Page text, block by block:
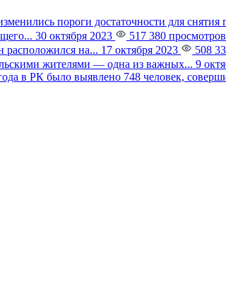
пороги достаточности для
30 октября 2023 517 380 просмотров
расположился на... 17 октября 2023 508
жителями — одна из важных... 9
в РК было выявлено 748 человек,